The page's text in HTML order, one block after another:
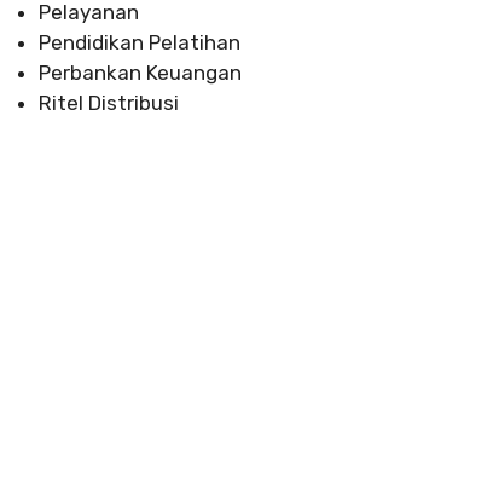
Pelayanan
Pendidikan Pelatihan
Perbankan Keuangan
Ritel Distribusi